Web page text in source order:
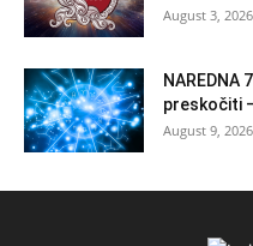
August 3, 2026
NAREDNA
preskočiti
August 9, 2026